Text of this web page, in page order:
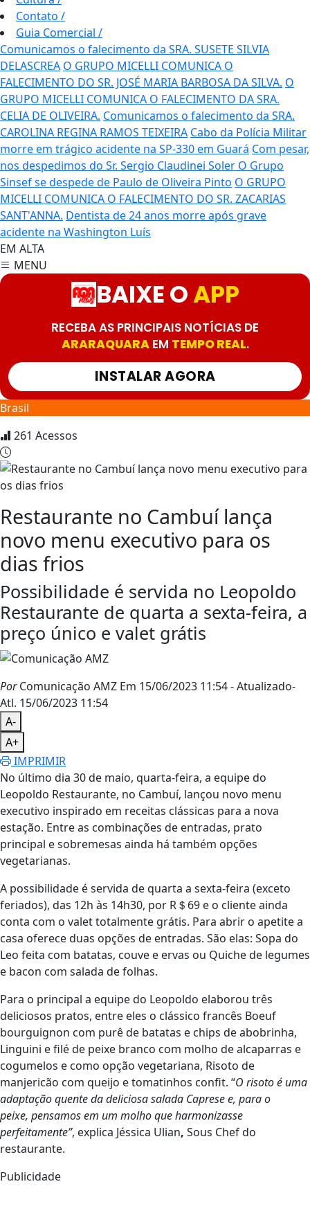
Contato /
Guia Comercial /
Comunicamos o falecimento da SRA. SUSETE SILVIA
DELASCREA O GRUPO MICELLI COMUNICA O
FALECIMENTO DO SR. JOSÉ MARIA BARBOSA DA SILVA. O
GRUPO MICELLI COMUNICA O FALECIMENTO DA SRA.
CELIA DE OLIVEIRA. Comunicamos o falecimento da SRA.
CAROLINA REGINA RAMOS TEIXEIRA Cabo da Polícia Militar
morre em trágico acidente na SP-330 em Guará Com pesar,
nos despedimos do Sr. Sergio Claudinei Soler O Grupo
Sinsef se despede de Paulo de Oliveira Pinto O GRUPO
MICELLI COMUNICA O FALECIMENTO DO SR. ZACARIAS
SANT'ANNA. Dentista de 24 anos morre após grave
acidente na Washington Luís
EM ALTA
MENU
BAIXE OAPP
RECEBA AS PRINCIPAIS NOTÍCIAS DE
ARARAQUARAEM TEMPO REAL.
INSTALAR AGORA
Brasil
261 Acessos
Restaurante no Cambuí lança
novo menu executivo para os
dias frios
Possibilidade é servida no Leopoldo
Restaurante de quarta a sexta-feira, a
preço único e valet grátis
PorComunicação AMZ Em 15/06/2023 11:54- Atualizado-
Atl. 15/06/2023 11:54
A-
A+
IMPRIMIR
No último dia 30 de maio, quarta-feira, a equipe do
Leopoldo Restaurante, no Cambuí, lançou novo menu
executivo inspirado em receitas clássicas para a nova
estação. Entre as combinações de entradas, prato
principal e sobremesas ainda há também opções
vegetarianas.
A possibilidade é servida de quarta a sexta-feira (exceto
feriados), das 12h às 14h30, por R＄69 e o cliente ainda
conta com o valet totalmente grátis. Para abrir o apetite a
casa oferece duas opções de entradas. São elas: Sopa do
Leo feita com batatas, couve e ervas ou Quiche de legumes
e bacon com salada de folhas.
Para o principal a equipe do Leopoldo elaborou três
deliciosos pratos, entre eles o clássico francês Boeuf
bourguignon com purê de batatas e chips de abobrinha,
Linguini e filé de peixe branco com molho de alcaparras e
cogumelos e como opção vegetariana, Risoto de
manjericão com queijo e tomatinhos confit. “O risoto é uma
adaptação quente da deliciosa salada Caprese e, para o
peixe, pensamos em um molho que harmonizasse
perfeitamente”, explica Jéssica Ulian, Sous Chef do
restaurante.
Publicidade